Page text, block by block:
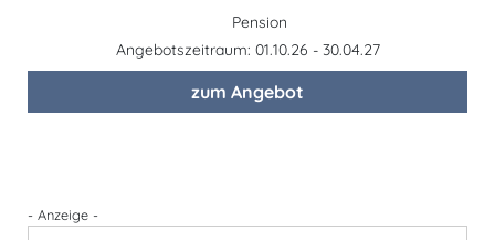
Pension
Angebotszeitraum: 01.10.26 - 30.04.27
zum Angebot
- Anzeige -